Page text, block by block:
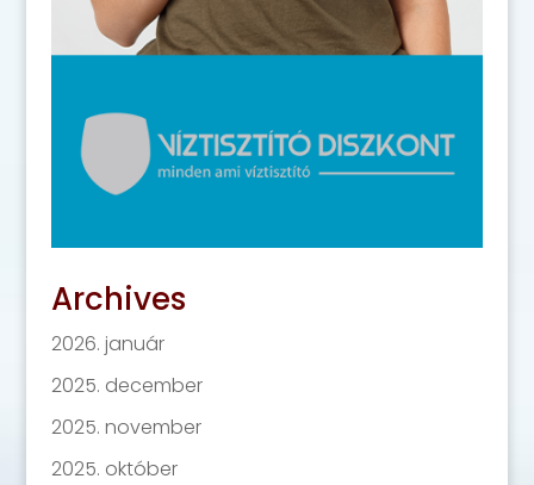
Archives
2026. január
2025. december
2025. november
2025. október